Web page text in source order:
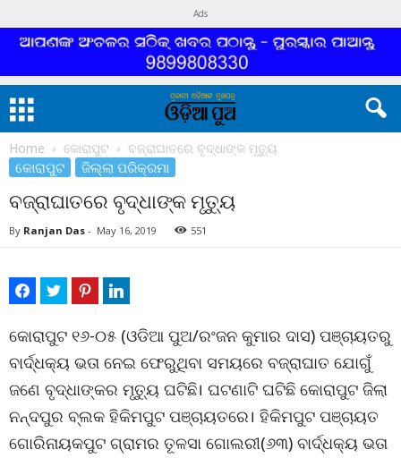
Ads
Home କୋରାପୁଟ ବଜ୍ରାଘାତରେ ବୃଦ୍ଧାଙ୍କ ମୃତ୍ୟୁ
କୋରାପୁଟ ଜିଲ୍ଲା ପରିକ୍ରମା
ବଜ୍ରାଘାତରେ ବୃଦ୍ଧାଙ୍କ ମୃତ୍ୟୁ
By Ranjan Das - May 16, 2019 551
କୋରାପୁଟ ୧୬-୦୫ (ଓଡିଆ ପୁଅ/ରଂଜନ କୁମାର ଦାସ) ପଞ୍ଚାୟତରୁ
ବାର୍ଦ୍ଧକ୍ୟ ଭତା ନେଇ ଫେରୁଥିବା ସମୟରେ ବଜ୍ରାଘାତ ଯୋଗୁଁ
ଜଣେ ବୃଦ୍ଧାଙ୍କର ମୃତ୍ୟୁ ଘଟିଛି। ଘଟଣାଟି ଘଟିଛି କୋରାପୁଟ ଜିଲା
ନନ୍ଦପୁର ବ୍ଲକ ହିକିମପୁଟ ପଞ୍ଚାୟତରେ। ହିକିମପୁଟ ପଞ୍ଚାୟତ
ଗୋରିନାୟକପୁଟ ଗ୍ରାମର ତୂଳସା ଗୋଲରୀ(୬୩) ବାର୍ଦ୍ଧକ୍ୟ ଭତା